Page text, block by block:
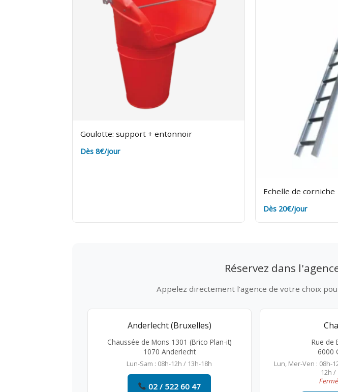
Goulotte: support + entonnoir
Dès 8€/jour
Echelle de corniche
Dès 20€/jour
Réservez dans
Appelez directement l'agence de votre choix
Anderlecht (Bruxelles)
Chaussée de Mons 1301 (Brico Plan-it)
1070 Anderlecht
Lun-Sam : 08h-12h / 13h-18h
02 / 522 60 47
Rue de
6000
Lun, Mer-Ven : 08h-
12h /